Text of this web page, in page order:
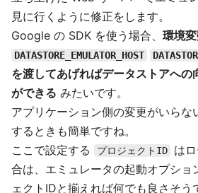
見に行くように修正をします。
Google の SDK を使う場合、 環境
DATASTORE_EMULATOR_HOST
を渡してあげればデータストアへの
ができる みたいです。
アプリケーション側の変更がいらな
するときも簡単ですね。
ここで設定する
プロジェクトID
は
合は、エミュレータの起動オプショ
ェクトIDと揃えれば何でも良さそう